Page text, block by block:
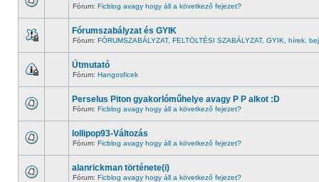
Fórum: Ficblog avagy hogy áll a következő fejezet?
Fórumszabályzat és GYIK
Fórum: FÓRUMSZABÁLYZAT, FELTÖLTÉSI SZABÁLYZAT, GYIK, hírek,
Útmutató
Fórum: Hangosficek
Perselus Piton gyakorlóműhelye avagy P P alkot :D
Fórum: Ficblog avagy hogy áll a következő fejezet?
lollipop93-Változás
Fórum: Ficblog avagy hogy áll a következő fejezet?
alanrickman története(i)
Fórum: Ficblog avagy hogy áll a következő fejezet?